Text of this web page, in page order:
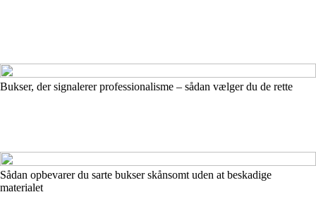
Bukser, der signalerer professionalisme – sådan vælger du de rette
Sådan opbevarer du sarte bukser skånsomt uden at beskadige
materialet